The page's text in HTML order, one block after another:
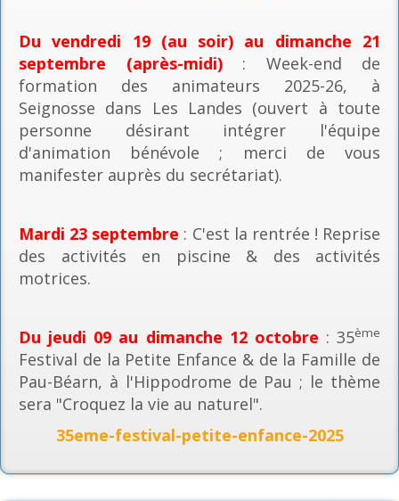
Du vendredi 19 (au soir) au dimanche 21
septembre (après-midi): Week-end de
formation des animateurs 2025-26, à
Seignosse dans Les Landes (ouvert à toute
personne désirant intégrer l'équipe
d'animation bénévole ; merci de vous
manifester auprès du secrétariat).
Mardi 23 septembre : C'est la rentrée ! Reprise
des activités en piscine & des activités
motrices.
Du jeudi 09 au dimanche 12 octobre : 35ème
Festival de la Petite Enfance & de la Famille de
Pau-Béarn, à l'Hippodrome de Pau ; le thème
sera "Croquez la vie au naturel".
35eme-festival-petite-enfance-2025